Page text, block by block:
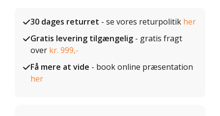
30 dages returret - se vores returpolitik her
Gratis levering tilgængelig - gratis fragt
over kr. 999,-
Få mere at vide - book online præsentation
her